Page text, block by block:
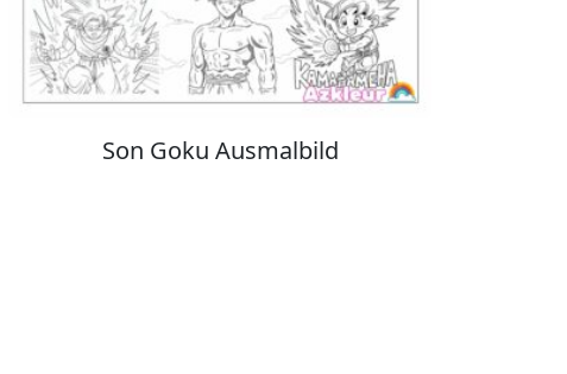
Kuromi Ausmalbilder